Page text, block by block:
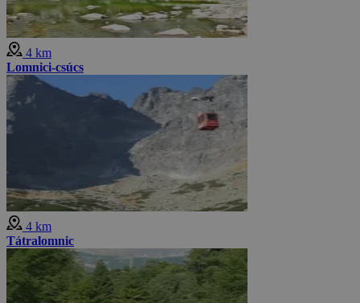
4 km
Lomnici-csúcs
4 km
Tátralomnic